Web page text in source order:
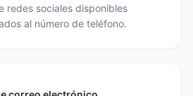
redes sociales disponibles
al número de teléfono.